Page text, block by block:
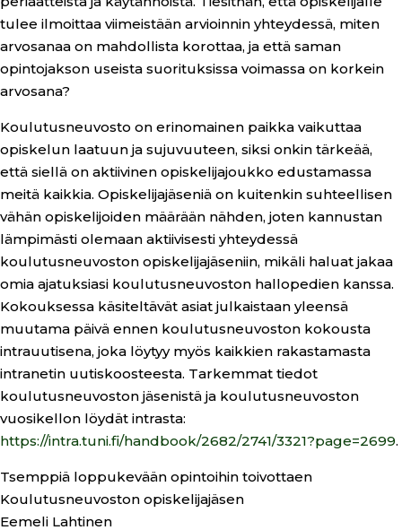
tulee ilmoittaa viimeistään arvioinnin yhteydessä, miten
arvosanaa on mahdollista korottaa, ja että saman
opintojakson useista suorituksissa voimassa on korkein
arvosana?
Koulutusneuvosto on erinomainen paikka vaikuttaa
opiskelun laatuun ja sujuvuuteen, siksi onkin tärkeää,
että siellä on aktiivinen opiskelijajoukko edustamassa
meitä kaikkia. Opiskelijajäseniä on kuitenkin suhteellisen
vähän opiskelijoiden määrään nähden, joten kannustan
lämpimästi olemaan aktiivisesti yhteydessä
koulutusneuvoston opiskelijajäseniin, mikäli haluat jakaa
omia ajatuksiasi koulutusneuvoston hallopedien kanssa.
Kokouksessa käsiteltävät asiat julkaistaan yleensä
muutama päivä ennen koulutusneuvoston kokousta
intrauutisena, joka löytyy myös kaikkien rakastamasta
intranetin uutiskoosteesta. Tarkemmat tiedot
koulutusneuvoston jäsenistä ja koulutusneuvoston
vuosikellon löydät intrasta:
https://intra.tuni.fi/handbook/2682/2741/3321?page=2699.
Tsemppiä loppukevään opintoihin toivottaen
Koulutusneuvoston opiskelijajäsen
Eemeli Lahtinen